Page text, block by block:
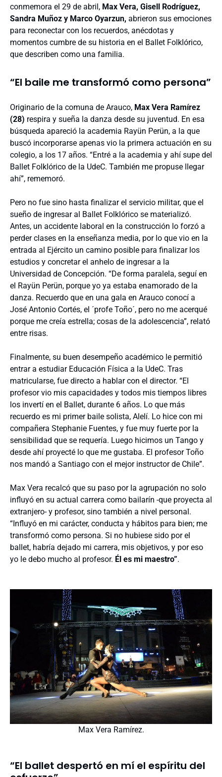
conmemora el 29 de abril, Max Vera, Gisell Rodríguez,
Sandra Muñoz y Marco Oyarzun, abrieron sus emociones
para reconectar con los recuerdos, anécdotas y
momentos cumbre de su historia en el Ballet Folklórico,
que describen como una familia.
“El baile me transformó como persona”
Originario de la comuna de Arauco, Max Vera Ramírez
(28) respira y sueña la danza desde su juventud. En esa
búsqueda apareció la academia Rayün Perün, a la que
buscó incorporarse apenas vio la primera actuación en su
colegio, a los 17 años. “Entré a la academia y ahí supe del
Ballet Folklórico de la UdeC. También me propuse llegar
ahí”, rememoró.
Pero no fue sino hasta finalizar el servicio militar, que el
sueño de ingresar al Ballet Folklórico se materializó.
Antes, un accidente laboral en la construcción lo forzó a
perder clases en la enseñanza media, por lo que vio en la
entrada al Ejército un camino posible para finalizar los
estudios y concretar el anhelo de ingresar a la
Universidad de Concepción. “De forma paralela, seguí en
el Rayün Perün, porque yo ya estaba enamorado de la
danza. Recuerdo que en una gala en Arauco conocí a
José Antonio Cortés, el ´profe Toño´, pero no me acerqué
porque me creía estrella; cosas de la adolescencia”, relató
entre risas.
Finalmente, su buen desempeño académico le permitió
entrar a estudiar Educación Física a la UdeC. Tras
matricularse, fue directo a hablar con el director. “El
profesor vio mis capacidades y todos mis tiempos libres
los invertí en el Ballet, durante 6 años. Lo que más
recuerdo es mi primer baile solista, Alelí. Lo hice con mi
compañera Stephanie Fuentes, y fue muy fuerte por la
sensibilidad que se requería. Luego hicimos un Tango y
desde ahí proyecté lo que me gustaba. El profesor Toño
nos mandó a Santiago con el mejor instructor de Chile”.
Max Vera recalcó que su paso por la agrupación no solo
influyó en su actual carrera como bailarín -que proyecta al
extranjero- y profesor, sino también a nivel personal.
“Influyó en mi carácter, conducta y hábitos para bien; me
transformó como persona. Si no hubiese sido por el
ballet, habría dejado mi carrera, mis objetivos, y por eso
yo le debo mucho al profesor. Él es mi maestro”.
Max Vera Ramírez.
“El ballet despertó en mí el espíritu del